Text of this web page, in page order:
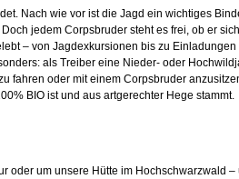
Nach wie vor ist die Jagd ein wichtiges
jedem Corpsbruder steht es frei, ob er
– von Jagdexkursionen bis zu Einladungen
als Treiber eine Nieder- oder
fahren oder mit einem Corpsbruder
BIO ist und aus artgerechter Hege stammt.
oder um unsere Hütte im Hochschwarzwald –